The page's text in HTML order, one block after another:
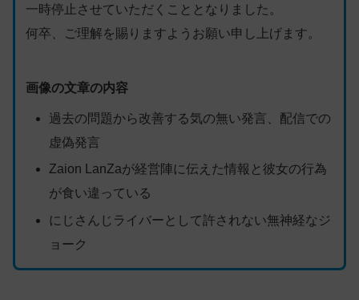
一時停止させていただくこととなりました。
何卒、ご理解を賜りますようお願い申し上げます。
画像の文章の内容
過去の問題から改善する気の無い発言、配信での
虚偽発言
Zaion LanZaが経営陣に伝えた情報と彼女の行為
が食い違っている
にじさんじライバーとして許されない無神経なジ
ョーク